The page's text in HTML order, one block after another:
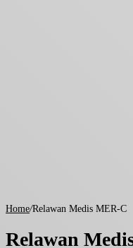
Home/Relawan Medis MER-C
Relawan